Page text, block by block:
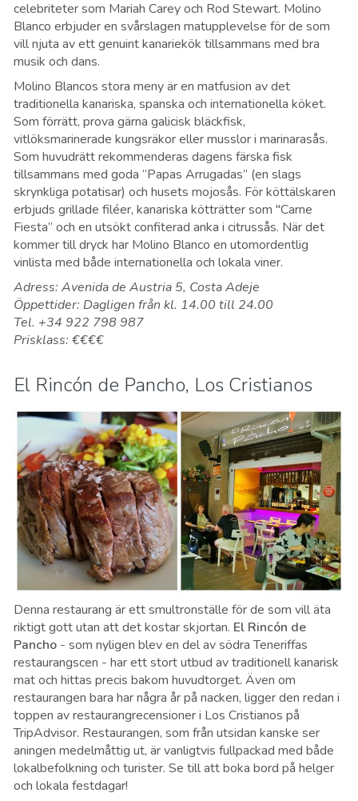
celebriteter som Mariah Carey och Rod Stewart. Molino
Blanco erbjuder en svårslagen matupplevelse för de som
vill njuta av ett genuint kanariekök tillsammans med bra
musik och dans.
Molino Blancos stora meny är en matfusion av det
traditionella kanariska, spanska och internationella köket.
Som förrätt, prova gärna galicisk bläckfisk,
vitlöksmarinerade kungsräkor eller musslor i marinarasås.
Som huvudrätt rekommenderas dagens färska fisk
tillsammans med goda ”Papas Arrugadas” (en slags
skrynkliga potatisar) och husets mojosås. För köttälskaren
erbjuds grillade filéer, kanariska kötträtter som "Carne
Fiesta” och en utsökt confiterad anka i citrussås. När det
kommer till dryck har Molino Blanco en utomordentlig
vinlista med både internationella och lokala viner.
Adress: Avenida de Austria 5, Costa Adeje
Öppettider: Dagligen från kl. 14.00 till 24.00
Tel. +34 922 798 987
Prisklass: €€€€
El Rincón de Pancho, Los Cristianos
Denna restaurang är ett smultronställe för de som vill äta
riktigt gott utan att det kostar skjortan. El Rincón de
Pancho - som nyligen blev en del av södra Teneriffas
restaurangscen - har ett stort utbud av traditionell kanarisk
mat och hittas precis bakom huvudtorget. Även om
restaurangen bara har några år på nacken, ligger den redan i
toppen av restaurangrecensioner i Los Cristianos på
TripAdvisor. Restaurangen, som från utsidan kanske ser
aningen medelmåttig ut, är vanligtvis fullpackad med både
lokalbefolkning och turister. Se till att boka bord på helger
och lokala festdagar!